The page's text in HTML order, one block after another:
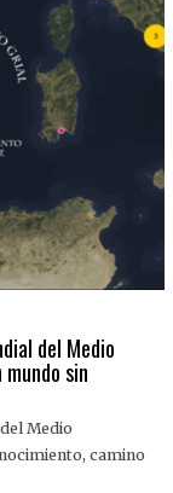
del Medio
sin
Medio
camino